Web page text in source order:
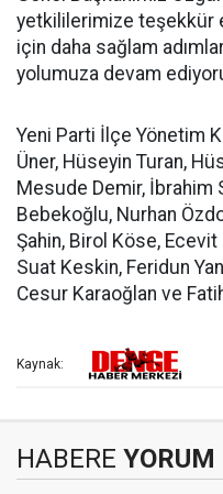
yetkililerimize teşekkür
için daha sağlam
yolumuza devam
Yeni Parti İlçe Yönetim
Üner, Hüseyin Turan,
Mesude Demir, İbrahim
Bebekoğlu, Nurhan
Şahin, Birol Köse,
Suat Keskin, Feridun
Cesur Karaoğlan ve
Kaynak:
HABERE